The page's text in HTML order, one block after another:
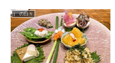
飲みたい！と言うのであまり重く
ならないようにピノを選びまし
た。バイロン ニールソン バイ バ
イロン サンタ マリア ...
j の日々